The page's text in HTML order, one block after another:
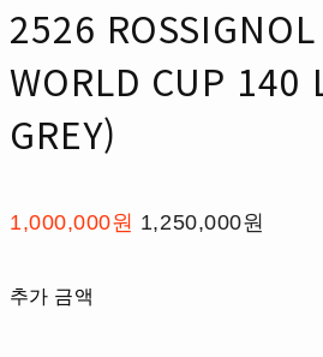
2526
WORLD CUP 140
GREY)
1,000,000원 1,250,000원
추가 금액